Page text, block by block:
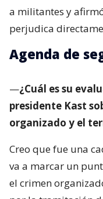
a militantes y
perjudica
Agenda de
—¿Cuál es su
presidente Kast
organizado y el
Creo que fue una
va a marcar un
el crimen